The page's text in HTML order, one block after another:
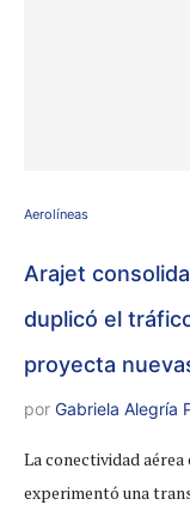
Aerolíneas
Arajet
duplicó el
proyecta
por Gabriela Alegría
La conectividad
experimentó una